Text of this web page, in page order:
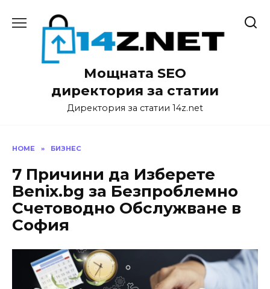
Мощната SEO
директория за статии
Директория за статии 14z.net
HOME » БИЗНЕС
7 Причини да Изберете
Benix.bg за Безпроблемно
Счетоводно Обслужване в
София